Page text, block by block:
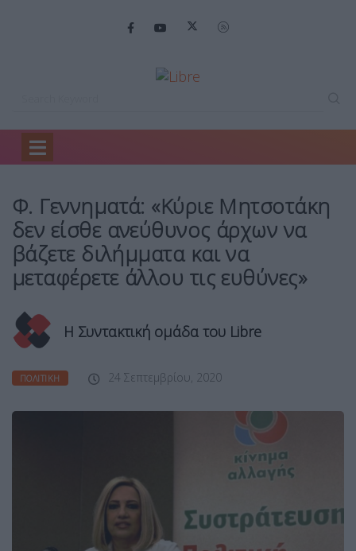
Home
Φ. Γεννηματά: «Κύριε Μητσοτάκη
δεν είσθε ανεύθυνος άρχων να
βάζετε διλήμματα και να
μεταφέρετε άλλου τις ευθύνες»
Η Συντακτική ομάδα του Libre
ΠΟΛΙΤΙΚΉ 24 Σεπτεμβρίου, 2020